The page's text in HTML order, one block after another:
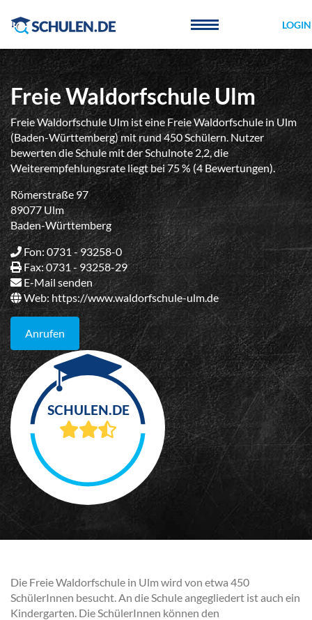
LOGIN
Freie Waldorfschule Ulm
Freie Waldorfschule Ulm ist eine Freie Waldorfschule in Ulm
(Baden-Württemberg) mit rund 450 Schülern. Nutzer
bewerten die Schule mit der Schulnote 2,2, die
Weiterempfehlungsrate liegt bei 75 % (4 Bewertungen).
Römerstraße 97
89077 Ulm
Baden-Württemberg
Fon: 0731 - 93258-0
Fax: 0731 - 93258-29
E-Mail senden
Web: https://www.waldorfschule-ulm.de
Anrufen
Die Freie Waldorfschule in Ulm wird von etwa 450
SchülerInnen besucht. An die Schule angegliedert ist auch ein
Kindergarten. Die SchülerInnen können den